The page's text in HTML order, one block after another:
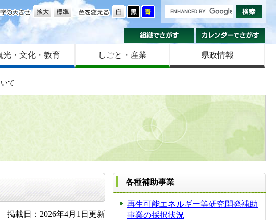
色を変える
文字の大きさ
組織でさがす
光・文化・教育 しごと・産業 県政情報
て
掲載日：2026年4月1日更新
各種補助事業
再生可能エネルギー等研究開発補助
事業の採択状況